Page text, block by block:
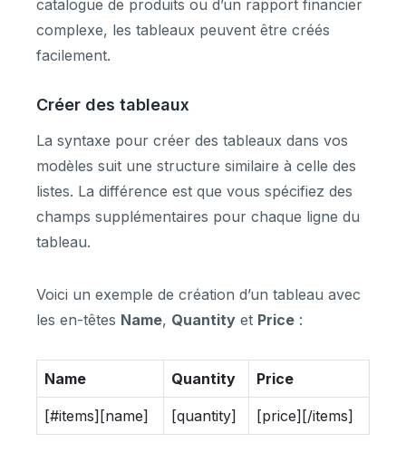
catalogue de produits ou d’un rapport financier
complexe, les tableaux peuvent être créés
facilement.
Créer des tableaux
La syntaxe pour créer des tableaux dans vos
modèles suit une structure similaire à celle des
listes. La différence est que vous spécifiez des
champs supplémentaires pour chaque ligne du
tableau.
Voici un exemple de création d’un tableau avec
les en-têtes Name, Quantity et Price :
Name Quantity Price
[#items][name] [quantity] [price][/items]